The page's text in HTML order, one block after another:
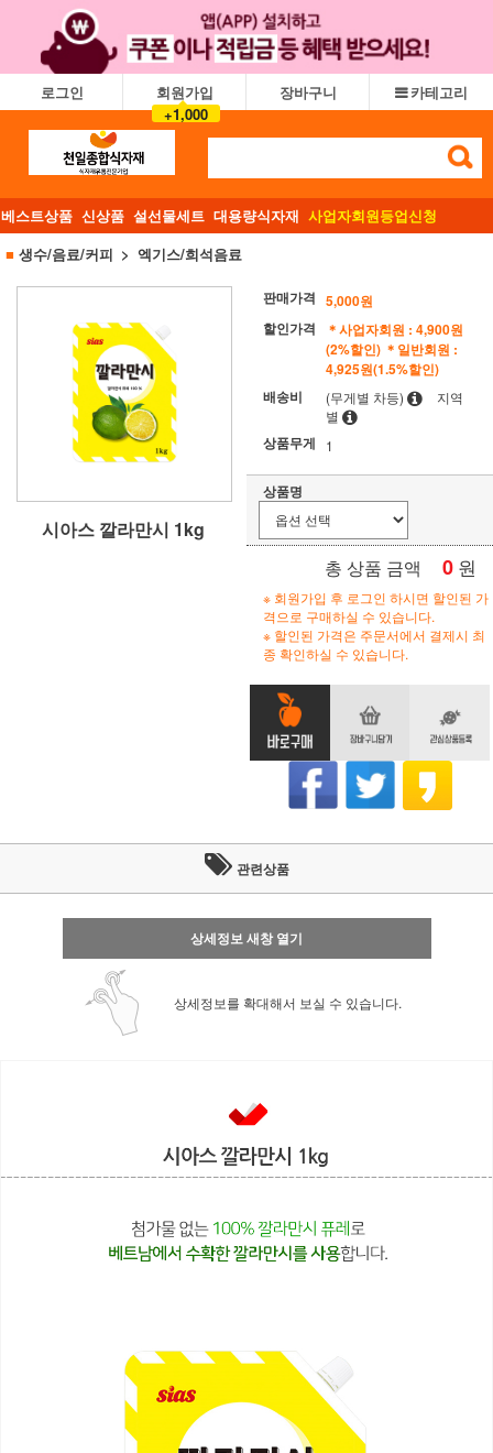
로그인
회원가입
+1,000
장바구니 카테고리
베스트상품 신상품 설선물세트 대용량식자재 사업자회원등업신청
■ 생수/음료/커피 엑기스/희석음료
시아스 깔라만시 1kg
판매가격 5,000원
할인가격
＊사업자회원 : 4,900원
(2%할인) ＊일반회원 :
4,925원(1.5%할인)
배송비
(무게별 차등)
지역
별
상품무게 1
상품명
총 상품 금액 0 원
※ 회원가입 후 로그인 하시면 할인된 가
격으로 구매하실 수 있습니다.
※ 할인된 가격은 주문서에서 결제시 최
종 확인하실 수 있습니다.
관련상품
상세정보 새창 열기
상세정보를 확대해서 보실 수 있습니다.